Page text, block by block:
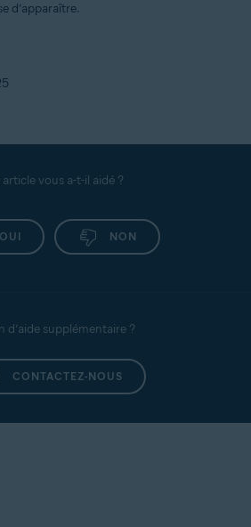
d’apparaître.
article vous a-t-il aidé ?
OUI NON
d’aide supplémentaire ?
CONTACTEZ-NOUS